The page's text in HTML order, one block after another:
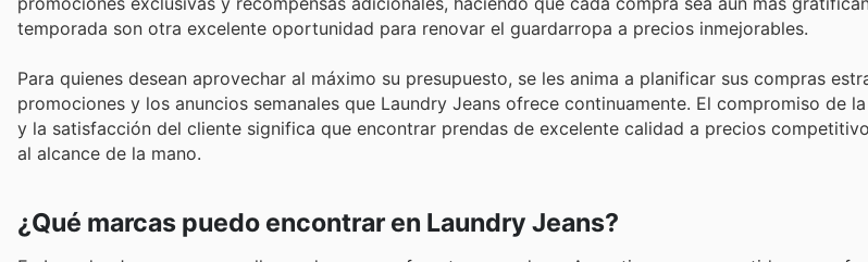
temporada son otra excelente oportunidad para renovar el guardarropa a precios inmejorables.
Para quienes desean aprovechar al máximo su presupuesto, se les anima a planificar sus compras
promociones y los anuncios semanales que Laundry Jeans ofrece continuamente. El compromiso de
y la satisfacción del cliente significa que encontrar prendas de excelente calidad a precios
al alcance de la mano.
¿Qué marcas puedo encontrar en Laundry Jeans?